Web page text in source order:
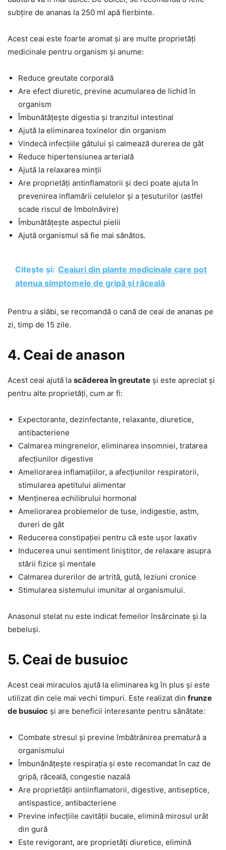
subțire de ananas la 250 ml apă fierbinte.
Acest ceai este foarte aromat și are multe proprietăți
medicinale pentru organism și anume:
Reduce greutate corporală
Are efect diuretic, previne acumularea de lichid în
organism
Îmbunătățește digestia și tranzitul intestinal
Ajută la eliminarea toxinelor din organism
Vindecă infecțiile gâtului și calmează durerea de gât
Reduce hipertensiunea arterială
Ajută la relaxarea minții
Are proprietăți antinflamatorii și deci poate ajuta în
prevenirea inflamării celulelor și a țesuturilor (astfel
scade riscul de îmbolnăvire)
Îmbunătățește aspectul pielii
Ajută organismul să fie mai sănătos.
Citește și: Ceaiuri din plante medicinale care pot
atenua simptomele de gripă și răceală
Pentru a slăbi, se recomandă o cană de ceai de ananas pe
zi, timp de 15 zile.
4. Ceai de anason
Acest ceai ajută la scăderea în greutate și este apreciat și
pentru alte proprietăți, cum ar fi:
Expectorante, dezinfectante, relaxante, diuretice,
antibacteriene
Calmarea mingrenelor, eliminarea insomniei, tratarea
afecțiunilor digestive
Ameliorarea inflamațiilor, a afecțiunilor respiratorii,
stimularea apetitului alimentar
Menținerea echilibrului hormonal
Ameliorarea problemelor de tuse, indigestie, astm,
dureri de gât
Reducerea constipației pentru că este ușor laxativ
Inducerea unui sentiment liniștitor, de relaxare asupra
stării fizice și mentale
Calmarea durerilor de artrită, gută, leziuni cronice
Stimularea sistemului imunitar al organismului.
Anasonul stelat nu este indicat femeilor însărcinate și la
bebeluși.
5. Ceai de busuioc
Acest ceai miraculos ajută la eliminarea kg în plus și este
utilizat din cele mai vechi timpuri. Este realizat din frunze
de busuioc și are beneficii interesante pentru sănătate:
Combate stresul și previne îmbătrânirea prematură a
organismului
Îmbunănățește respirația și este recomandat în caz de
gripă, răceală, congestie nazală
Are proprietății antiinflamatorii, digestive, antiseptice,
antispastice, antibacteriene
Previne infecțiile cavității bucale, elimină mirosul urât
din gură
Este revigorant, are proprietăți diuretice, elimină